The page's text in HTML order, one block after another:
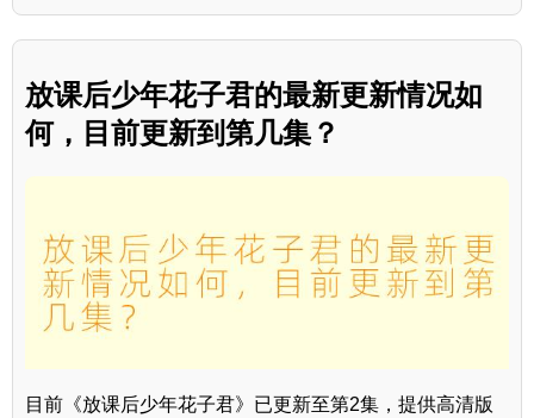
放课后少年花子君的最新更新情况如
何，目前更新到第几集？
目前《放课后少年花子君》已更新至第2集，提供高清版